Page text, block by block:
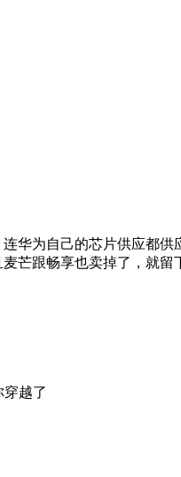
华为自己的芯片供应都供
芒跟畅享也卖掉了，就留
越了